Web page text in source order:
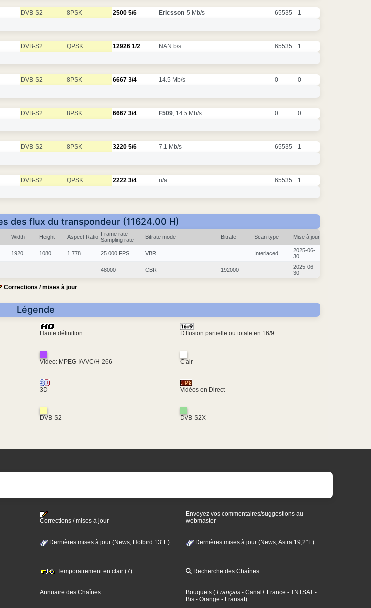
DVB-S2 8PSK 2500 5/6 Ericsson , 5 Mb/s 65535 1
DVB-S2 QPSK 12926 1/2 NAN b/s 65535 1
DVB-S2 8PSK 6667 3/4 14.5 Mb/s 0 0
DVB-S2 8PSK 6667 3/4 F509 , 14.5 Mb/s 0 0
DVB-S2 8PSK 3220 5/6 7.1 Mb/s 65535 1
DVB-S2 QPSK 2222 3/4 n/a 65535 1
des flux du transpondeur (11624.00 H)
Width Height Aspect Ratio Frame rate
Sampling rate
Bitrate mode Bitrate Scan type Mise à jour
1920 1080 1.778 25.000 FPS VBR Interlaced
2025-06-
30
48000 CBR 192000
2025-06-
30
Corrections / mises à jour
Légende
Haute définition Diffusion partielle ou totale en 16/9
Video: MPEG-I/VVC/H-266 Clair
3D Vidéos en Direct
DVB-S2 DVB-S2X
Corrections / mises à jour
Envoyez vos commentaires/suggestions au
webmaster
Dernières mises à jour (News, Hotbird 13°E) Dernières mises à jour (News, Astra 19,2°E)
Temporairement en clair (7) Recherche des Chaînes
Annuaire des Chaînes Bouquets ( Français - Canal+ France - TNTSAT -
Bis - Orange - Fransat)